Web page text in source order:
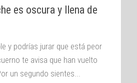
es oscura y llena de
y podrías jurar que está peor
te avisa que han vuelto
un segundo sientes...